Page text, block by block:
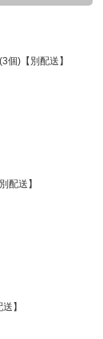
個)【別配送】
配送】
】